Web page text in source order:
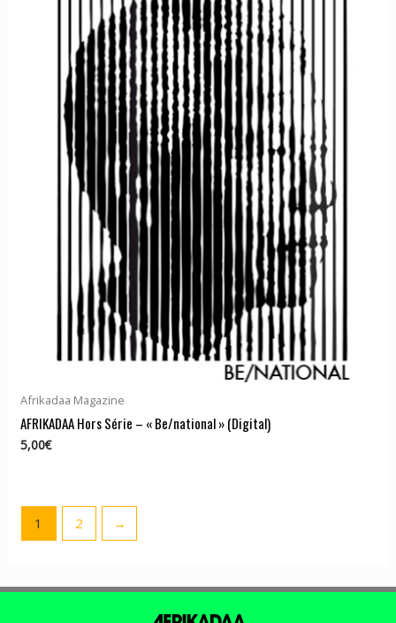
Afrikadaa Magazine
AFRIKADAA Hors Série – « Be/national » (Digital)
5,00€
1 2 →